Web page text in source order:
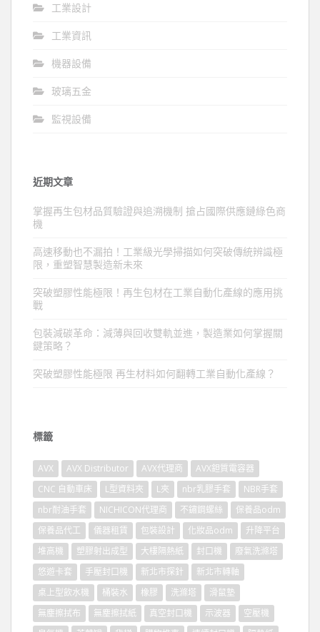
工業設計
工業資訊
機器設備
玻璃五金
監視設備
近期文章
掌握再生包材品質驗證與追溯機制 搶占國際供應鏈綠色商
機
高速移動也不漏拍！工業級光學掃描如何突破傳統辨識極
限，重塑智慧製造新未來
突破塑膠性能極限！再生包材在工業自動化產線的應用挑
戰
包裝減碳革命：減薄與回收雙軌並進，製造業如何掌握關
鍵策略？
突破塑膠性能極限 再生材料如何翻轉工業自動化產線？
標籤
AVX AVX Distributor AVX代理商
AVX鉭質電容器
CNC 自動車床
L型資料夾 L夾 nbr乳膠手套
NBR手套
nbr耐油手套
NICHICON代理商 不鏽鋼螺絲
保養品odm
保養品代工
儀器租賃 包裝設計 化妝品odm
升降平台
堆高機
塑膠射出成型 大樓隔熱紙 封口機
廢氣洗滌塔
悠遊卡套
手壓封口機 新北市探針
新北市轉軸
桌上型飲水機
桶裝水 橡膠 洗滌塔
滑鼠墊
無塵擦拭布
無塵擦拭紙 真空封口機 示波器
空壓機